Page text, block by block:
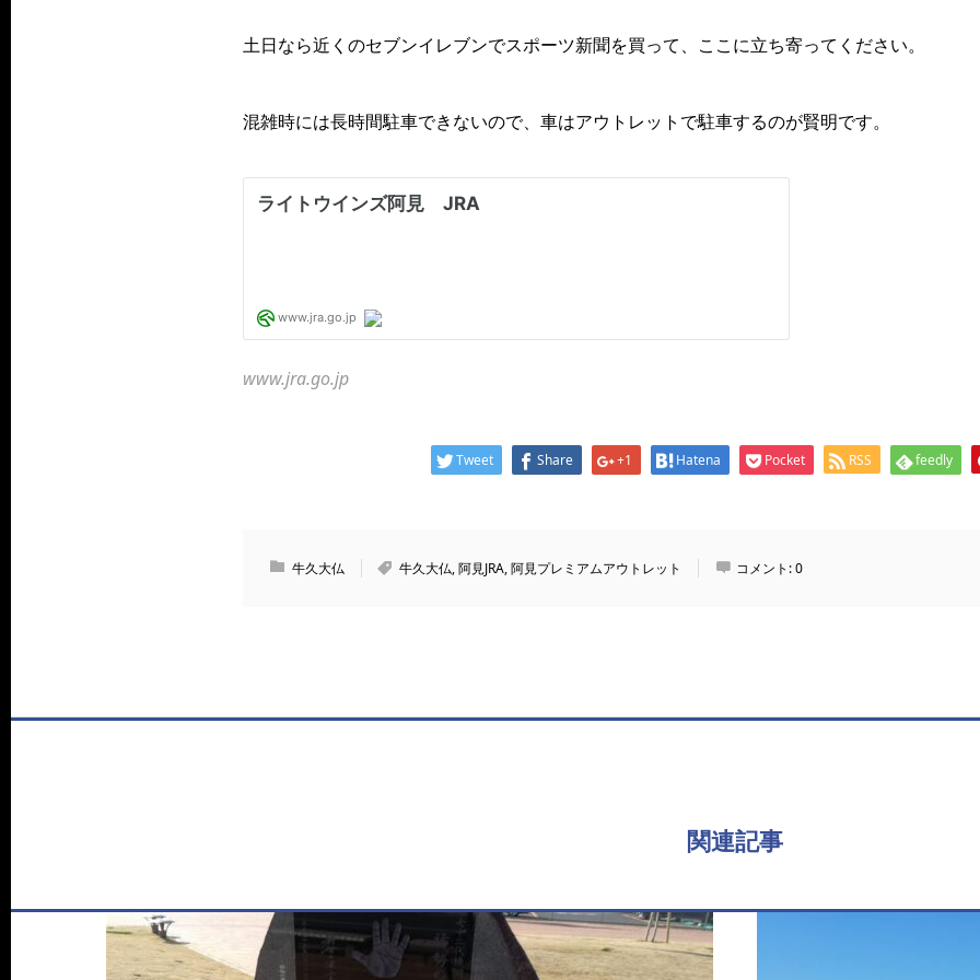
土日なら近くのセブンイレブンでスポーツ新聞を買って、ここに立ち寄ってください。
混雑時には長時間駐車できないので、車はアウトレットで駐車するのが賢明です。
www.jra.go.jp
Tweet Share +1 Hatena Pocket RSS feedly
牛久大仏 牛久大仏,阿見JRA,阿見プレミアムアウトレット コメント:0
関連記事